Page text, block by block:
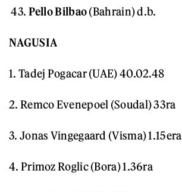
43. Pello Bilbao(Bahrain) d.b.
NAGUSIA
1. Tadej Pogacar (UAE) 40.02.48
2. Remco Evenepoel (Soudal) 33ra
3. Jonas Vingegaard (Visma) 1.15era
4. Primoz Roglic (Bora) 1.36ra